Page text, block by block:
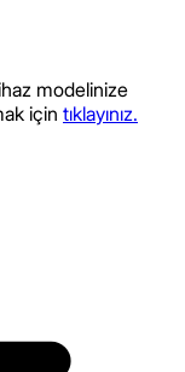
modelinize
için tıklayınız.